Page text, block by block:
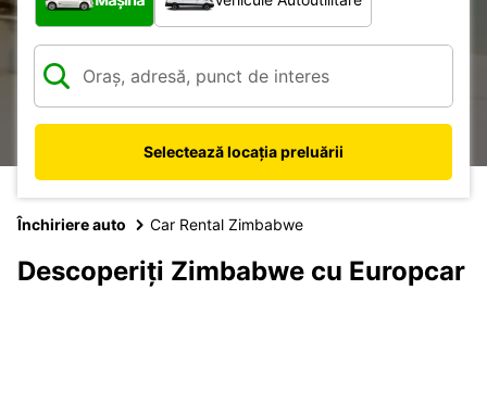
Selectează locația preluării
Închiriere auto Car Rental Zimbabwe
Descoperiți Zimbabwe cu Europcar